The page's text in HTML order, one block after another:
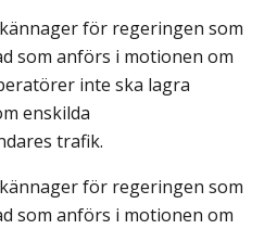
för regeringen som
som anförs i motionen om
inte ska lagra
enskilda
trafik.
för regeringen som
som anförs i motionen om